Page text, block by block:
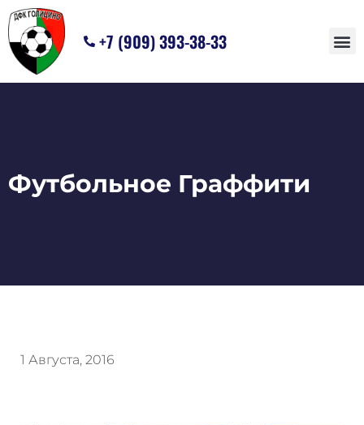
+7 (909) 393-38-33
Футбольное Граффити
1 Августа, 2016